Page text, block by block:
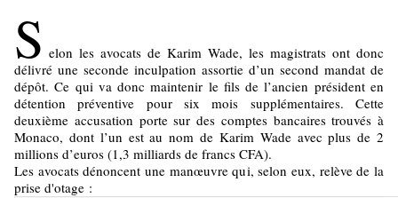
S elon les avocats de Karim Wade, les magistrats ont donc
délivré une seconde inculpation assortie d’un second mandat de
dépôt. Ce qui va donc maintenir le fils de l’ancien président en
détention préventive pour six mois supplémentaires. Cette
deuxième accusation porte sur des comptes bancaires trouvés à
Monaco, dont l’un est au nom de Karim Wade avec plus de 2
millions d’euros (1,3 milliards de francs CFA).
Les avocats dénoncent une manœuvre qui, selon eux, relève de la
prise d'otage :